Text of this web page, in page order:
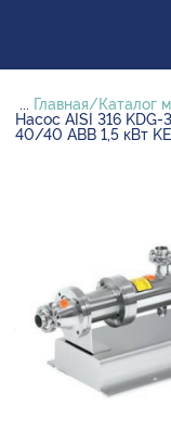
... Главная Каталог
Насос AISI 316
40/40 ABB 1,5 кВт